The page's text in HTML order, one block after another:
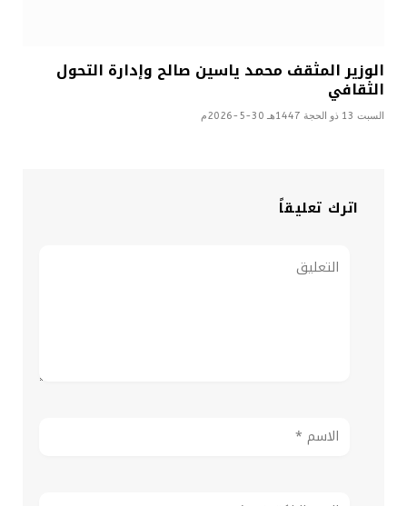
الوزير المثقف محمد ياسين صالح وإدارة التحول
الثقافي
السبت 13 ذو الحجة 1447هـ 30-5-2026م
اترك تعليقاً